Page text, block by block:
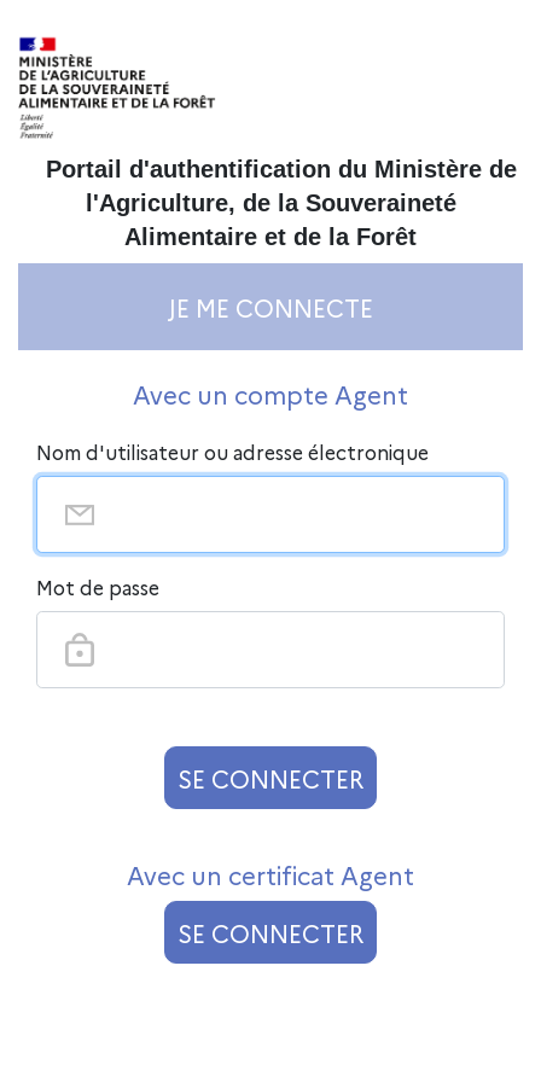
Ministère de l’agriculture et de l’alimentation – Liberté
Portail d'authentification du Ministère de
l'Agriculture, de la Souveraineté
Alimentaire et de la Forêt
JE ME CONNECTE
S'identifier avec Agricoll
Avec un compte Agent
Nom d'utilisateur ou adresse électronique
Mot de passe
SE CONNECTER
S'identifier avec Certificat
Avec un certificat Agent
SE CONNECTER